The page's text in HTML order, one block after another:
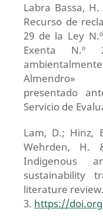
Labra Bassa,
Recurso de
29 de la Ley
Exenta N.º
ambientalmente
Almendro»
presentado
Servicio de
Lam, D.; Hinz,
Wehrden, H.
Indigenous
sustainability
literature
3. https://doi.org/